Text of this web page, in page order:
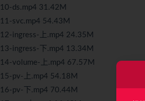
ds.mp4 31.42M
svc.mp4 54.43M
ingress-上.mp4 24.35M
ingress-下.mp4 13.34M
volume-上.mp4 67.57M
pv-上.mp4 54.18M
pv-下.mp4 70.44M